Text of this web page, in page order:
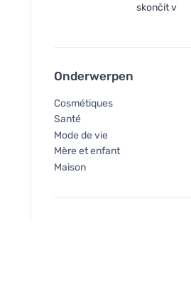
Tierra Verde Luchtverfrisser
- Biologische lavendel (100
skončit v
Onderwerpen
Cosmétiques
Santé
Mode de vie
Mère et enfant
Maison